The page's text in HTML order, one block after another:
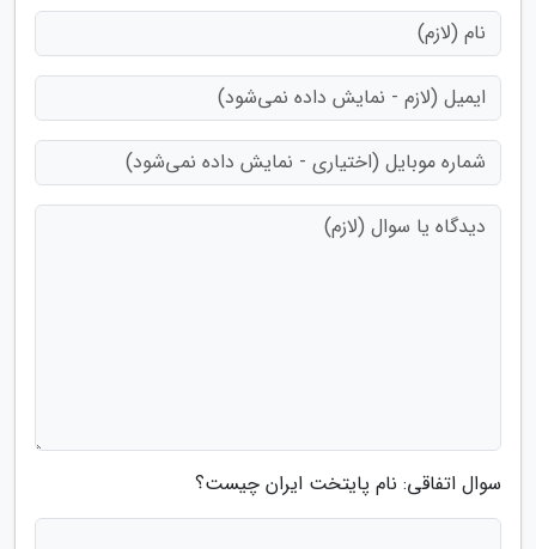
سوال اتفاقی: نام پایتخت ایران چیست؟